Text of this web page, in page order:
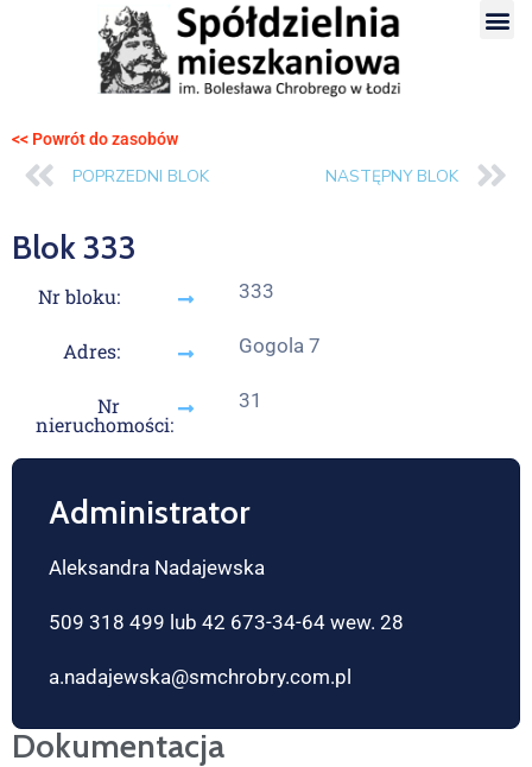
<< Powrót do zasobów
POPRZEDNI BLOK NASTĘPNY BLOK
Blok 333
Nr bloku: 333
Adres: Gogola 7
Nr
nieruchomości:
31
Administrator
Aleksandra Nadajewska
509 318 499 lub 42 673-34-64 wew. 28
a.nadajewska@smchrobry.com.pl
Dokumentacja